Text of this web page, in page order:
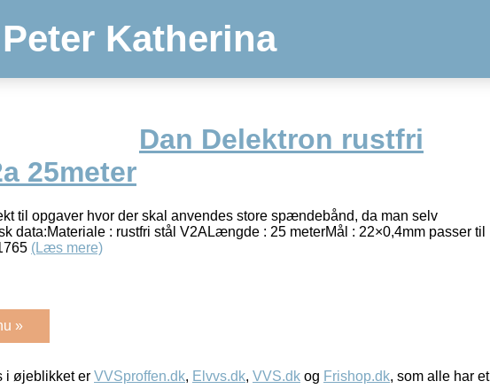
Peter Katherina
Dan Delektron rustfri
25meter
til opgaver hvor der skal anvendes store spændebånd, da man selv
data:Materiale : rustfri stål V2ALængde : 25 meterMål : 22×0,4mm passer til
(Læs mere)
»
i øjeblikket er VVSproffen.dk, Elvvs.dk, VVS.dk og Frishop.dk, som alle har et